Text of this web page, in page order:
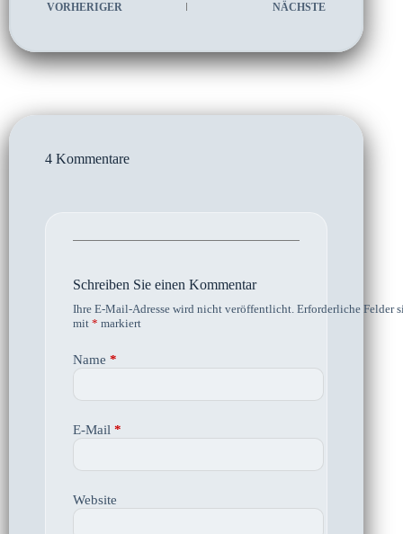
VORHERIGER NÄCHSTE
4 Kommentare
Schreiben Sie einen Kommentar
Ihre E-Mail-Adresse wird nicht veröffentlicht. Erforderliche Felder
mit * markiert
Name *
E-Mail *
Website